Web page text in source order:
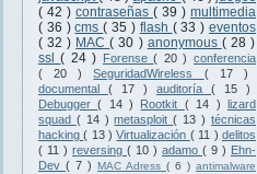
( 42 ) contraseñas ( 39 ) multimedia
( 36 )cms( 35 ) flash ( 33 )eventos
( 32 ) MAC( 30 ) anonymous ( 28 )
ssl( 24 ) Forense( 20 ) conferencia
( 20 )SeguridadWireless ( 17 )
documental ( 17 ) auditoría ( 15 )
Debugger( 14 ) Rootkit ( 14 ) lizard
squad ( 14 )metasploit( 13 ) técnicas
hacking( 13 )Virtualización ( 11 ) delitos
( 11 ) reversing ( 10 ) adamo ( 9 ) Ehn-
Dev ( 7 ) MAC Adress ( 6 ) antimalware